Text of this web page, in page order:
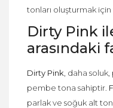
tonları oluşturmak
Dirty Pink
arasındaki
Dirty Pink , daha
pembe tona sahiptir.
parlak ve soğuk alt